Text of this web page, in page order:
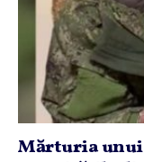
Mărturia unui